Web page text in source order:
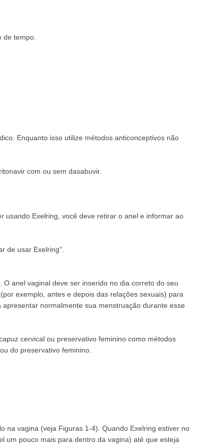
tempo.
Enquanto isso utilize métodos anticonceptivos não
com ou sem dasabuvir.
usando Exelring, você deve retirar o anel e informar ao
de usar Exelring”.
anel vaginal deve ser inserido no dia correto do seu
exemplo, antes e depois das relações sexuais) para
normalmente sua menstruação durante esse
cervical ou preservativo feminino como métodos
do preservativo feminino.
na vagina (veja Figuras 1-4). Quando Exelring estiver no
um pouco mais para dentro da vagina) até que esteja